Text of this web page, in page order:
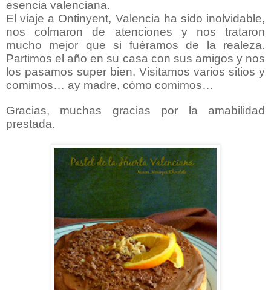
esencia valenciana.
El viaje a Ontinyent, Valencia ha sido inolvidable,
nos colmaron de atenciones y nos trataron
mucho mejor que si fuéramos de la realeza.
Partimos el año en su casa con sus amigos y nos
los pasamos super bien. Visitamos varios sitios y
comimos… ay madre, cómo comimos…
Gracias, muchas gracias por la amabilidad
prestada.